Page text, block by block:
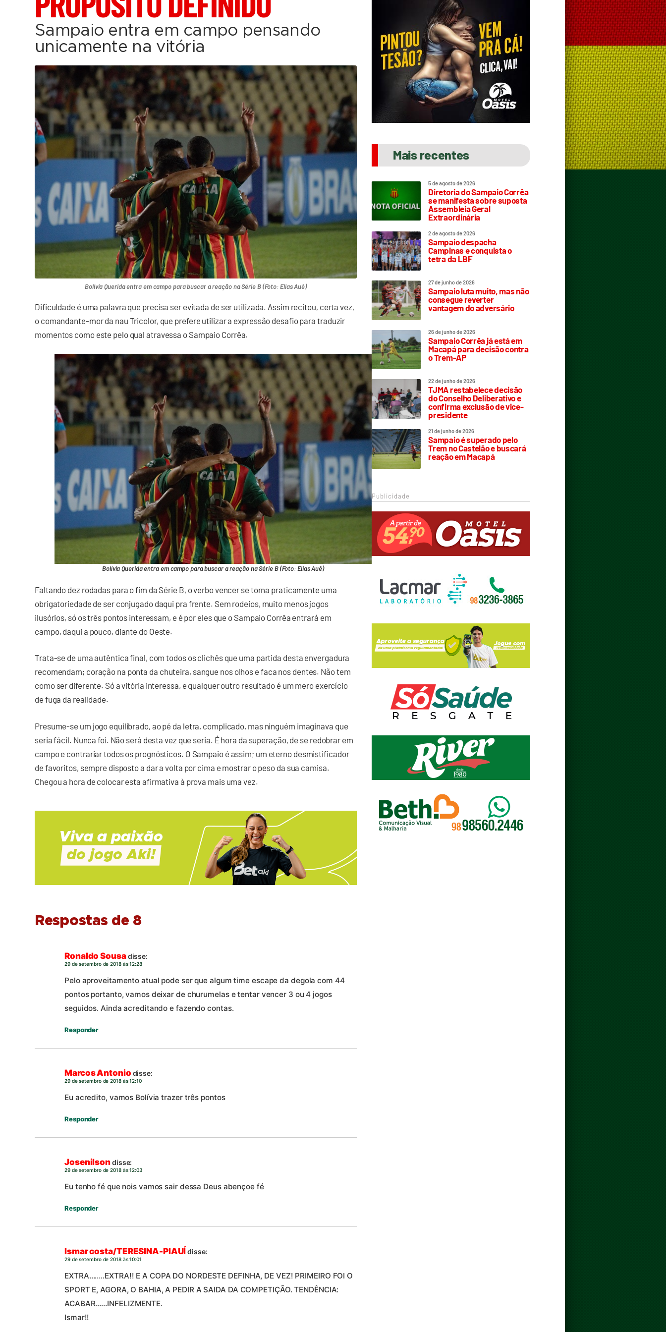
Sampaio entra em campo pensando
unicamente na vitória
Bolívia Querida entra em campo para buscar a reação na Série B (Foto: Elias Auê)
Dificuldade é uma palavra que precisa ser evitada de ser utilizada. Assim recitou, certa vez,
o comandante-mor da nau Tricolor, que prefere utilizar a expressão desafio para traduzir
momentos como este pelo qual atravessa o Sampaio Corrêa.
Bolívia Querida entra em campo para buscar a reação na Série B (Foto: Elias Auê)
Faltando dez rodadas para o fim da Série B, o verbo vencer se torna praticamente uma
obrigatoriedade de ser conjugado daqui pra frente. Sem rodeios, muito menos jogos
ilusórios, só os três pontos interessam, e é por eles que o Sampaio Corrêa entrará em
campo, daqui a pouco, diante do Oeste.
Trata-se de uma autêntica final, com todos os clichês que uma partida desta envergadura
recomendam; coração na ponta da chuteira, sangue nos olhos e faca nos dentes. Não tem
como ser diferente. Só a vitória interessa, e qualquer outro resultado é um mero exercício
de fuga da realidade.
Presume-se um jogo equilibrado, ao pé da letra, complicado, mas ninguém imaginava que
seria fácil. Nunca foi. Não será desta vez que seria. É hora da superação, de se redobrar em
campo e contrariar todos os prognósticos. O Sampaio é assim; um eterno desmistificador
de favoritos, sempre disposto a dar a volta por cima e mostrar o peso da sua camisa.
Chegou a hora de colocar esta afirmativa à prova mais uma vez.
Respostas de 8
Ronaldo Sousadisse:
29 de setembro de 2018 às 12:28
Pelo aproveitamento atual pode ser que algum time escape da degola com 44
pontos portanto, vamos deixar de churumelas e tentar vencer 3 ou 4 jogos
seguidos. Ainda acreditando e fazendo contas.
Responder
Marcos Antonio disse:
29 de setembro de 2018 às 12:10
Eu acredito, vamos Bolívia trazer três pontos
Responder
Josenilsondisse:
29 de setembro de 2018 às 12:03
Eu tenho fé que nois vamos sair dessa Deus abençoe fé
Responder
Ismar costa/TERESINA-PIAUÍdisse:
29 de setembro de 2018 às 10:01
EXTRA……..EXTRA!! E A COPA DO NORDESTE DEFINHA, DE VEZ! PRIMEIRO FOI O
SPORT E, AGORA, O BAHIA, A PEDIR A SAIDA DA COMPETIÇÃO. TENDÊNCIA:
ACABAR……INFELIZMENTE.
Ismar!!
Mais recentes
5 de agosto de 2026
Diretoria do Sampaio Corrêa
se manifesta sobre suposta
Assembleia Geral
Extraordinária
2 de agosto de 2026
Sampaio despacha
Campinas e conquista o
tetra da LBF
27 de junho de 2026
Sampaio luta muito, mas não
consegue reverter
vantagem do adversário
26 de junho de 2026
Sampaio Corrêa já está em
Macapá para decisão contra
o Trem-AP
22 de junho de 2026
TJMA restabelece decisão
do Conselho Deliberativo e
confirma exclusão de vice-
presidente
21 de junho de 2026
Sampaio é superado pelo
Trem no Castelão e buscará
reação em Macapá
Publicidade